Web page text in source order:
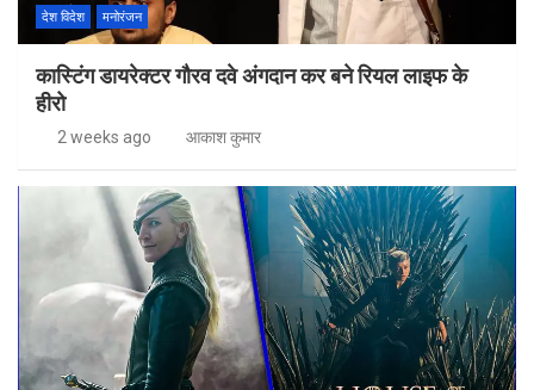
देश विदेश मनोरंजन
कास्टिंग डायरेक्टर गौरव दवे अंगदान कर बने रियल लाइफ के
हीरो
2 weeks ago आकाश कुमार